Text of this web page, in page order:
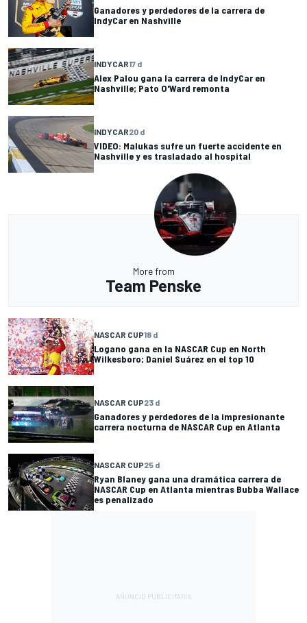
Ganadores y perdedores de la carrera de
IndyCar en Nashville
INDYCAR17 d
Alex Palou gana la carrera de IndyCar en
Nashville; Pato O'Ward remonta
INDYCAR20 d
VIDEO: Malukas sufre un fuerte accidente en
Nashville y es trasladado al hospital
More from
Team Penske
NASCAR CUP18 d
Logano gana en la NASCAR Cup en North
Wilkesboro; Daniel Suárez en el top 10
NASCAR CUP23 d
Ganadores y perdedores de la impresionante
carrera nocturna de NASCAR Cup en Atlanta
NASCAR CUP25 d
Ryan Blaney gana una dramática carrera de
NASCAR Cup en Atlanta mientras Bubba Wallace
es penalizado